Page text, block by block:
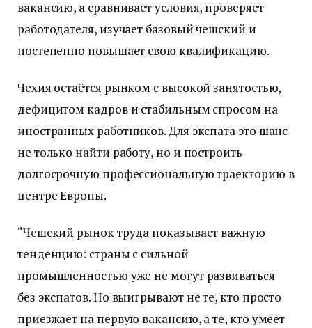
вакансию, а сравнивает условия, проверяет
работодателя, изучает базовый чешский и
постепенно повышает свою квалификацию.
Чехия остаётся рынком с высокой занятостью,
дефицитом кадров и стабильным спросом на
иностранных работников. Для экспата это шанс
не только найти работу, но и построить
долгосрочную профессиональную траекторию в
центре Европы.
“Чешский рынок труда показывает важную
тенденцию: страны с сильной
промышленностью уже не могут развиваться
без экспатов. Но выигрывают не те, кто просто
приезжает на первую вакансию, а те, кто умеет